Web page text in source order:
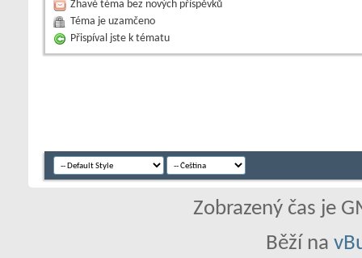
Žhavé téma bez nových příspěvků
Téma je uzamčeno
Přispíval jste k tématu
Zobrazený čas je
Běží na